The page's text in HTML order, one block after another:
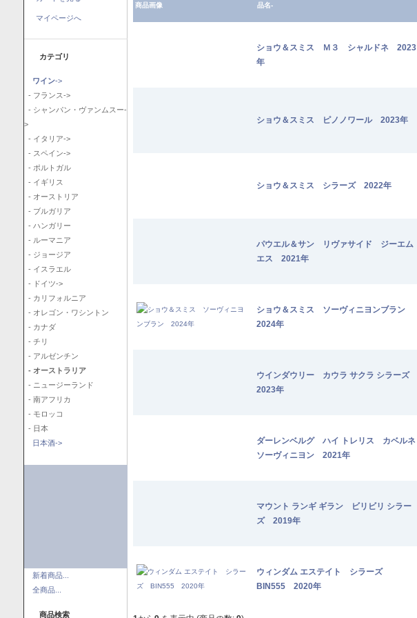
マイページへ
カテゴリ
ワイン->
- フランス->
- シャンパン・ヴァンムスー-
>
- イタリア->
- スペイン->
- ポルトガル
- イギリス
- オーストリア
- ブルガリア
- ハンガリー
- ルーマニア
- ジョージア
- イスラエル
- ドイツ->
- カリフォルニア
- オレゴン・ワシントン
- カナダ
- チリ
- アルゼンチン
- オーストラリア
- ニュージーランド
- 南アフリカ
- モロッコ
- 日本
日本酒->
新着商品...
全商品...
商品検索
商品画像 品名-
ショウ＆スミス Ｍ３ シャルドネ 2023
年
ショウ＆スミス ピノノワール 2023年
ショウ＆スミス シラーズ 2022年
パウエル＆サン リヴァサイド ジーエム
エス 2021年
ショウ＆スミス ソーヴィニヨンブラン
2024年
ウインダウリー カウラ サクラ シラーズ
2023年
ダーレンベルグ ハイ トレリス カベルネ
ソーヴィニヨン 2021年
マウント ランギ ギラン ビリビリ シラー
ズ 2019年
ウィンダム エステイト シラーズ
BIN555 2020年